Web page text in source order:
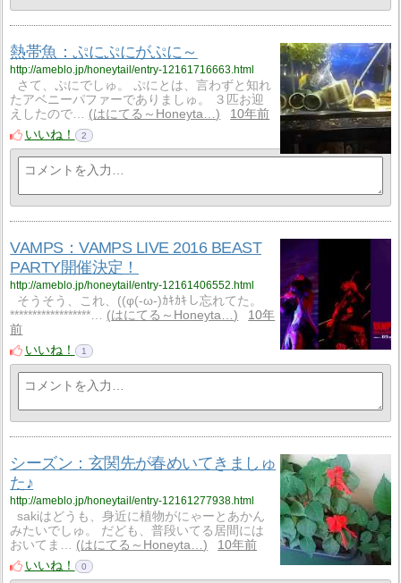
熱帯魚：ぷにぷにがぷに～
http://ameblo.jp/honeytail/entry-12161716663.html
さて、ぷにでしゅ。 ぷにとは、言わずと知れ
たアベニーパファーでありましゅ。 ３匹お迎
えしたので…
はにてる～Honeyta…
10年前
いいね！
2
VAMPS：VAMPS LIVE 2016 BEAST
PARTY開催決定！
http://ameblo.jp/honeytail/entry-12161406552.html
そうそう、これ、((φ(-ω-)ｶｷｶｷし忘れてた。
******************…
はにてる～Honeyta…
10年
前
いいね！
1
シーズン：玄関先が春めいてきましゅ
た♪
http://ameblo.jp/honeytail/entry-12161277938.html
sakiはどうも、身近に植物がにゃーとあかん
みたいでしゅ。 だども、普段いてる居間には
おいてま…
はにてる～Honeyta…
10年前
いいね！
0